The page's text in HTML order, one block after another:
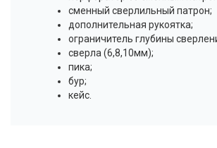
сменный сверлильный патрон;
дополнительная рукоятка;
ограничитель глубины
сверла (6,8,10мм);
пика;
бур;
кейс.